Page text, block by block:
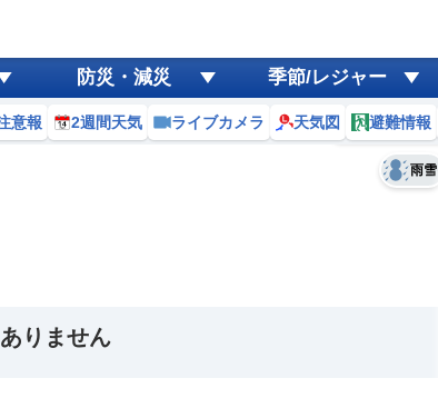
防災・減災 季節/レジャー
意報 2週間天気 ライブカメラ 天気図 避難情報
雨雪
予報士コメント
黄砂
天気 台風
りません